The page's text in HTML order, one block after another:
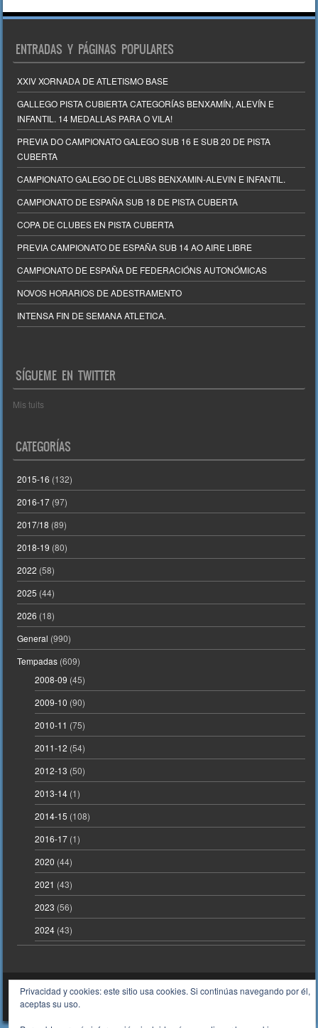
ENTRADAS Y PÁGINAS POPULARES
XXIV XORNADA DE ATLETISMO BASE
GALLEGO PISTA CUBIERTA CATEGORÍAS BENXAMÍN, ALEVÍN E
INFANTIL. 14 MEDALLAS PARA O VILA!
PREVIA DO CAMPIONATO GALEGO SUB 16 E SUB 20 DE PISTA
CUBERTA
CAMPIONATO GALEGO DE CLUBS BENXAMIN-ALEVIN E INFANTIL.
CAMPIONATO DE ESPAÑA SUB 18 DE PISTA CUBERTA
COPA DE CLUBES EN PISTA CUBERTA
PREVIA CAMPIONATO DE ESPAÑA SUB 14 AO AIRE LIBRE
CAMPIONATO DE ESPAÑA DE FEDERACIÓNS AUTONÓMICAS
NOVOS HORARIOS DE ADESTRAMENTO
INTENSA FIN DE SEMANA ATLETICA.
SÍGUEME EN TWITTER
Mis tuits
CATEGORÍAS
2015-16 (132)
2016-17 (97)
2017/18 (89)
2018-19 (80)
2022 (58)
2025 (44)
2026 (18)
General (990)
Tempadas (609)
2008-09 (45)
2009-10 (90)
2010-11 (75)
2011-12 (54)
2012-13 (50)
2013-14(1)
2014-15 (108)
2016-17(1)
2020 (44)
2021 (43)
2023 (56)
2024(43)
Tema de deportes gratuito para WordPress SportyFunciona con WordPress
Privacidad y cookies: este sitio usa cookies. Si continúas navegando por él,
aceptas su uso.